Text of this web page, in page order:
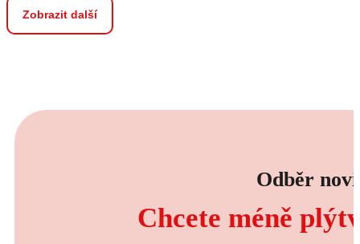
Zobrazit další
Odběr
Chcete méně